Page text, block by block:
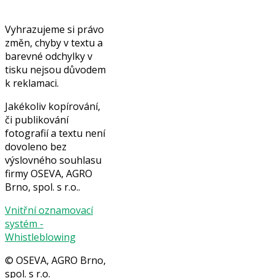
Vyhrazujeme si právo
změn, chyby v textu a
barevné odchylky v
tisku nejsou důvodem
k reklamaci.
Jakékoliv kopírování,
či publikování
fotografií a textu není
dovoleno bez
výslovného souhlasu
firmy OSEVA, AGRO
Brno, spol. s r.o..
Vnitřní oznamovací
systém -
Whistleblowing
© OSEVA, AGRO Brno,
spol. s r.o.